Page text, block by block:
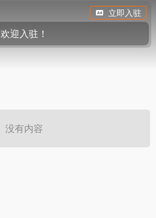
立即入驻
欢迎入驻！
没有内容